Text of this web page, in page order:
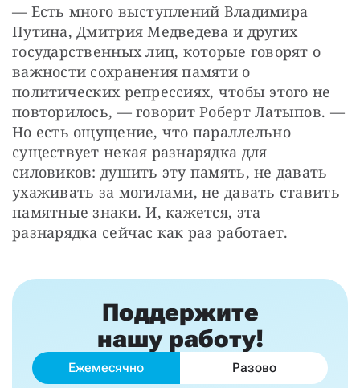
— Есть много выступлений Владимира
Путина, Дмитрия Медведева и других
государственных лиц, которые говорят о
важности сохранения памяти о
политических репрессиях, чтобы этого не
повторилось, — говорит Роберт Латыпов. —
Но есть ощущение, что параллельно
существует некая разнарядка для
силовиков: душить эту память, не давать
ухаживать за могилами, не давать ставить
памятные знаки. И, кажется, эта
разнарядка сейчас как раз работает.
Поддержите
нашу работу!
Ежемесячно Разово